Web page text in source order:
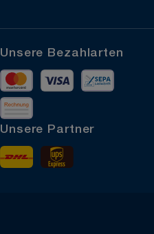
Unsere Bezahlarten
MastercardVisa Vorkasse
Rechnung
Unsere Partner
DHL